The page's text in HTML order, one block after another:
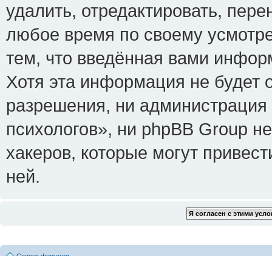
удалить, отредактировать,
любое время по своему
тем, что введённая вами
Хотя эта информация не будет
разрешения, ни
психологов», ни phpBB Group
хакеров, которые могут
ней.